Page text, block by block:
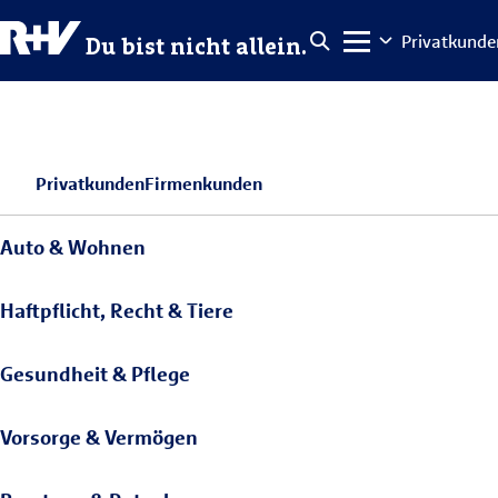
Du bist nicht allein.
PrivatkundenFirmenkunden
Auto & Wohnen
Haftpflicht, Recht & Tiere
Gesundheit & Pflege
Vorsorge & Vermögen